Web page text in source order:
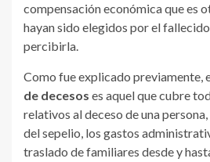
compensación económica que es
hayan sido elegidos por el
percibirla.
Como fue explicado previamente,
de decesos es aquel que cubre
relativos al deceso de una
del sepelio, los gastos
traslado de familiares desde y